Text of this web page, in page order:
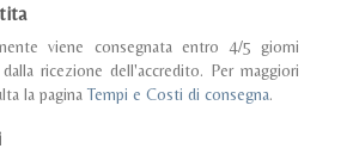
viene consegnata entro 4/5 giorni
ricezione dell'accredito. Per maggiori
la pagina Tempi e Costi di consegna.